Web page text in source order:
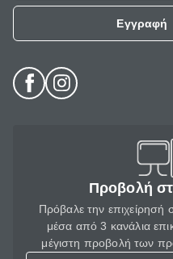
Εγγραφή
Προβολή
Πρόβαλε την
μέσα από 3 κανάλια
μέγιστη προβολή των